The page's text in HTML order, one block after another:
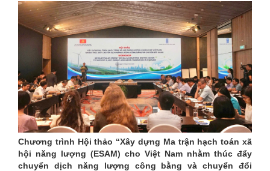
Chương trình Hội thảo “Xây dựng Ma trận hạch toán xã
hội năng lượng (ESAM) cho Việt Nam nhằm thúc đẩy
chuyển dịch năng lượng công bằng và chuyển đổi